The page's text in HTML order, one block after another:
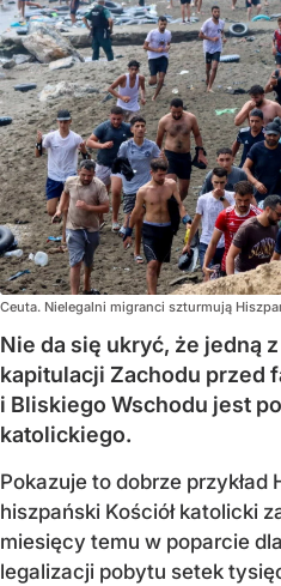
Ceuta. Nielegalni migranci szturmują
Nie da się ukryć, że jedną
kapitulacji Zachodu przed
i Bliskiego Wschodu jest
katolickiego.
Pokazuje to dobrze przykład
hiszpański Kościół katolicki
miesięcy temu w poparcie
legalizacji pobytu setek